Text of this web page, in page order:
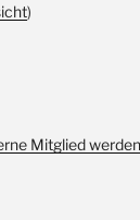
)
Mitglied